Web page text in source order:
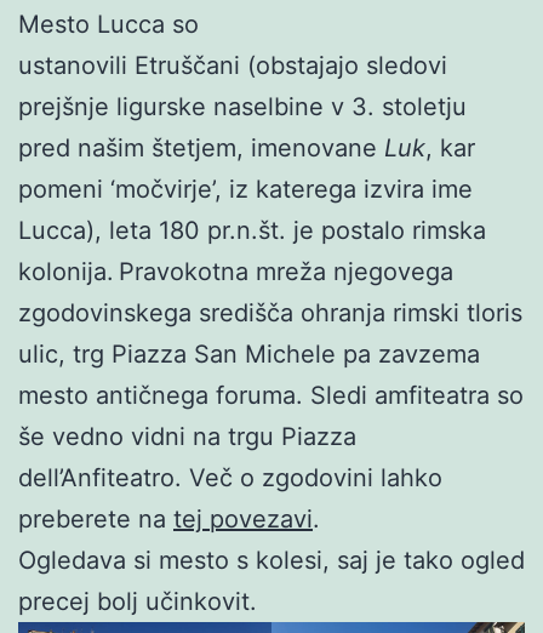
Mesto Lucca so
ustanovili Etruščani (obstajajo sledovi
prejšnje ligurske naselbine v 3. stoletju
pred našim štetjem, imenovane Luk, kar
pomeni ‘močvirje’, iz katerega izvira ime
Lucca), leta 180 pr.n.št. je postalo rimska
kolonija. Pravokotna mreža njegovega
zgodovinskega središča ohranja rimski tloris
ulic, trg Piazza San Michele pa zavzema
mesto antičnega foruma. Sledi amfiteatra so
še vedno vidni na trgu Piazza
dell’Anfiteatro. Več o zgodovini lahko
preberete na tej povezavi.
Ogledava si mesto s kolesi, saj je tako ogled
precej bolj učinkovit.